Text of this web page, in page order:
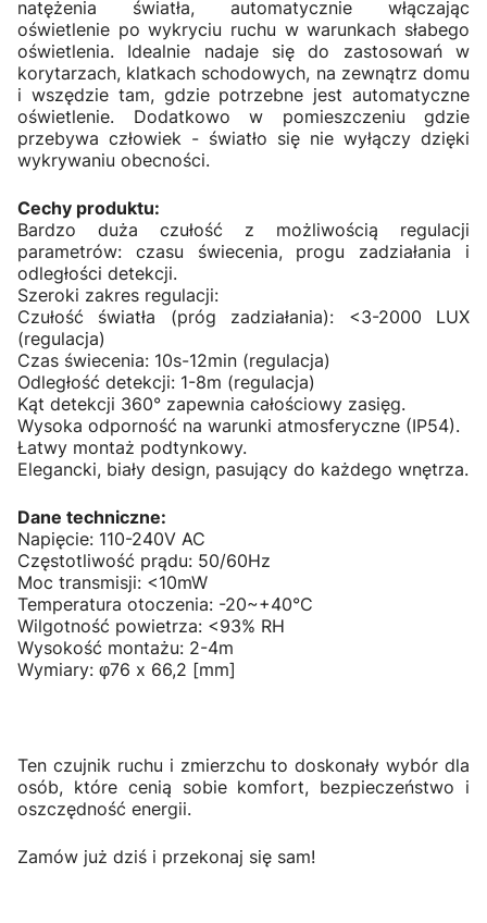
natężenia światła, automatycznie włączając
oświetlenie po wykryciu ruchu w warunkach słabego
oświetlenia. Idealnie nadaje się do zastosowań w
korytarzach, klatkach schodowych, na zewnątrz domu
i wszędzie tam, gdzie potrzebne jest automatyczne
oświetlenie. Dodatkowo w pomieszczeniu gdzie
przebywa człowiek - światło się nie wyłączy dzięki
wykrywaniu obecności.
Cechy produktu:
Bardzo duża czułość z możliwością regulacji
parametrów: czasu świecenia, progu zadziałania i
odległości detekcji.
Szeroki zakres regulacji:
Czułość światła (próg zadziałania): <3-2000 LUX
(regulacja)
Czas świecenia: 10s-12min (regulacja)
Odległość detekcji: 1-8m (regulacja)
Kąt detekcji 360° zapewnia całościowy zasięg.
Wysoka odporność na warunki atmosferyczne (IP54).
Łatwy montaż podtynkowy.
Elegancki, biały design, pasujący do każdego wnętrza.
Dane techniczne:
Napięcie: 110-240V AC
Częstotliwość prądu: 50/60Hz
Moc transmisji: <10mW
Temperatura otoczenia: -20~+40°C
Wilgotność powietrza: <93% RH
Wysokość montażu: 2-4m
Wymiary: φ76 x 66,2 [mm]
Ten czujnik ruchu i zmierzchu to doskonały wybór dla
osób, które cenią sobie komfort, bezpieczeństwo i
oszczędność energii.
Zamów już dziś i przekonaj się sam!